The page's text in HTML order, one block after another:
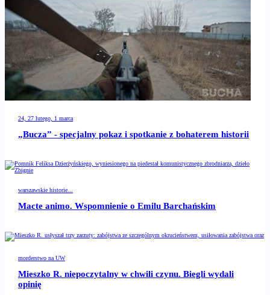
24, 27 lutego, 1 marca
„Bucza” - specjalny pokaz i spotkanie z bohaterem historii
warszawskie historie...
Macte animo. Wspomnienie o Emilu Barchańskim
morderstwo na UW
Mieszko R. niepoczytalny w chwili czynu. Biegli wydali
opinię